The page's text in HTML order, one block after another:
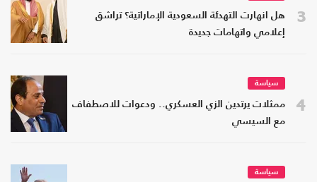
3
هل انهارت التهدئة السعودية الإماراتية؟ تراشق
إعلامي واتهامات جديدة
4
سياسة
ممثلات يرتدين الزي العسكري.. ودعوات للاصطفاف
مع السيسي
سياسة